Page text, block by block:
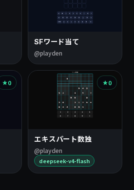
SFワード当て
@playden
0 0
エキスパート数独
@playden
deepseek-v4-flash